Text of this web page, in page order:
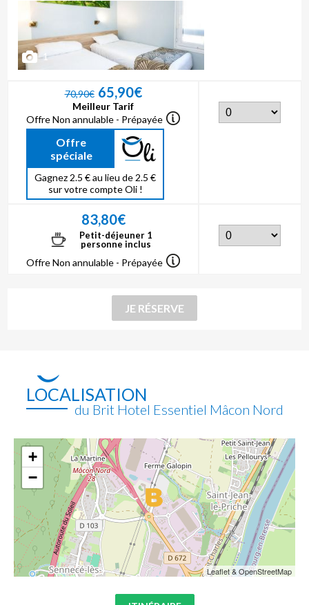
1
70,90€ 65,90€
Meilleur Tarif
Offre Non annulable - Prépayée
Offre
spéciale
Gagnez 2.5 € au lieu de 2.5 €
sur votre compte Oli !
83,80€
Petit-déjeuner 1
personne inclus
Offre Non annulable - Prépayée
LOCALISATION
du Brit Hotel Essentiel Mâcon Nord
+
−
Leaflet & OpenStreetMap